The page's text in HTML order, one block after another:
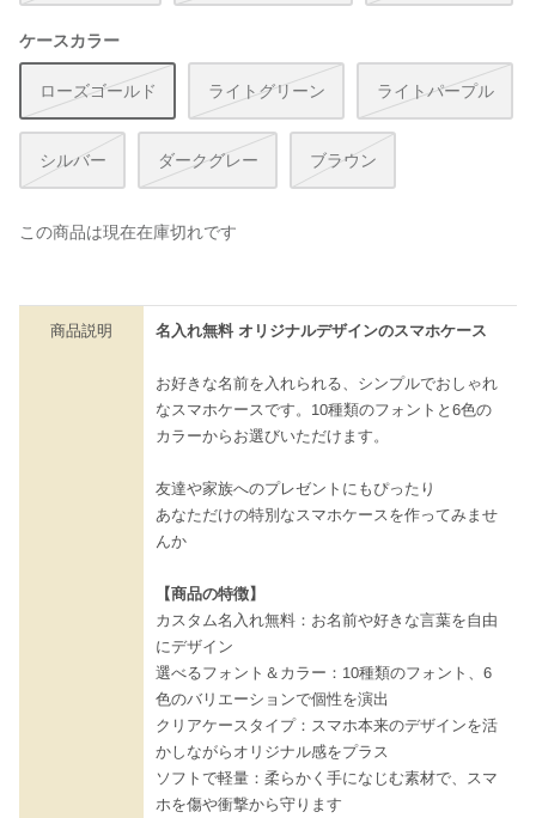
ケースカラー
ローズゴールド ライトグリーン ライトパープル
シルバー ダークグレー ブラウン
この商品は現在在庫切れです
商品説明 名入れ無料 オリジナルデザインのスマホケース
お好きな名前を入れられる、シンプルでおしゃれ
なスマホケースです。10種類のフォントと6色の
カラーからお選びいただけます。
友達や家族へのプレゼントにもぴったり
あなただけの特別なスマホケースを作ってみませ
んか
【商品の特徴】
カスタム名入れ無料：お名前や好きな言葉を自由
にデザイン
選べるフォント＆カラー：10種類のフォント、6
色のバリエーションで個性を演出
クリアケースタイプ：スマホ本来のデザインを活
かしながらオリジナル感をプラス
ソフトで軽量：柔らかく手になじむ素材で、スマ
ホを傷や衝撃から守ります